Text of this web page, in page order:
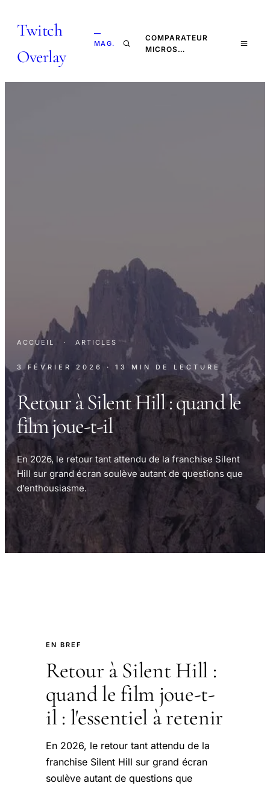
Twitch
Overlay
—
MAG.
COMPARATEUR
MICROS…
ACCUEIL · ARTICLES
3 FÉVRIER 2026 · 13 MIN DE LECTURE
Retour à Silent Hill : quand le
film joue-t-il
En 2026, le retour tant attendu de la franchise Silent
Hill sur grand écran soulève autant de questions que
d’enthousiasme.
EN BREF
Retour à Silent Hill :
quand le film joue-t-
il : l'essentiel à retenir
En 2026, le retour tant attendu de la
franchise Silent Hill sur grand écran
soulève autant de questions que